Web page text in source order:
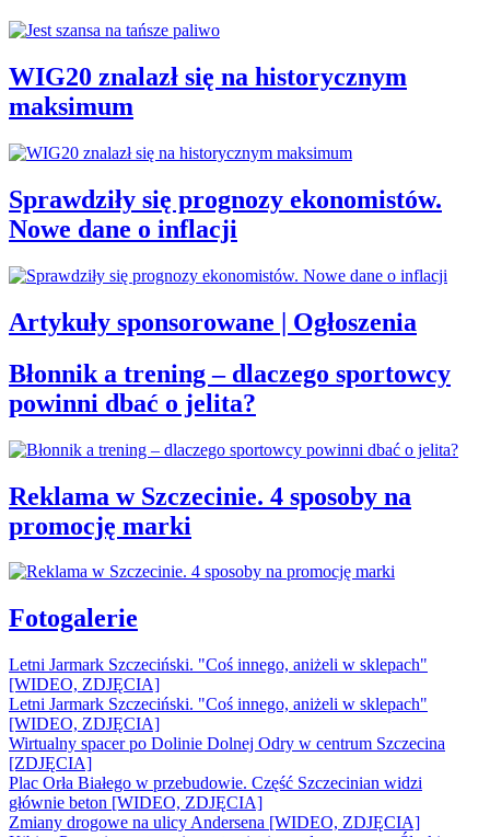
WIG20 znalazł się na historycznym
maksimum
Sprawdziły się prognozy ekonomistów.
Nowe dane o inflacji
Artykuły sponsorowane | Ogłoszenia
Błonnik a trening – dlaczego sportowcy
powinni dbać o jelita?
Reklama w Szczecinie. 4 sposoby na
promocję marki
Fotogalerie
Letni Jarmark Szczeciński. "Coś innego, aniżeli w sklepach"
[WIDEO, ZDJĘCIA]
Letni Jarmark Szczeciński. "Coś innego, aniżeli w sklepach"
[WIDEO, ZDJĘCIA]
Wirtualny spacer po Dolinie Dolnej Odry w centrum Szczecina
[ZDJĘCIA]
Plac Orła Białego w przebudowie. Część Szczecinian widzi
głównie beton [WIDEO, ZDJĘCIA]
Zmiany drogowe na ulicy Andersena [WIDEO, ZDJĘCIA]